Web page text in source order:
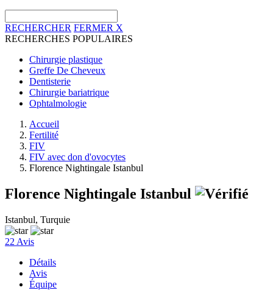
RECHERCHER FERMER X
RECHERCHES POPULAIRES
Chirurgie plastique
Greffe De Cheveux
Dentisterie
Chirurgie bariatrique
Ophtalmologie
Accueil
Fertilité
FIV
FIV avec don d'ovocytes
Florence Nightingale Istanbul
Florence Nightingale Istanbul
Istanbul, Turquie
22 Avis
Détails
Avis
Équipe